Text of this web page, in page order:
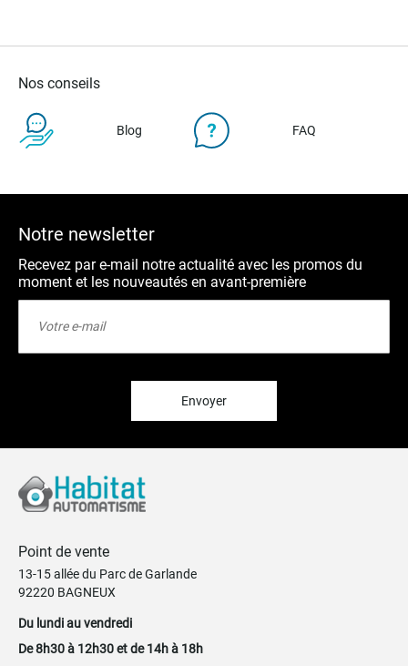
Nos conseils
Blog FAQ
Notre newsletter
Recevez par e-mail notre actualité avec les promos du
moment et les nouveautés en avant-première
Envoyer
Point de vente
13-15 allée du Parc de Garlande
92220 BAGNEUX
Du lundi au vendredi
De 8h30 à 12h30 et de 14h à 18h